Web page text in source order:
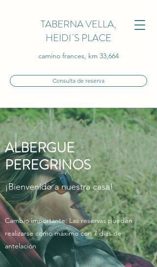
TABERNA VELLA,
HEIDI´S PLACE
camino frances, km 33,664
Consulta de reserva
ALBERGUE
PEREGRINOS
¡Bienvenido a nuestra casa!
Cambio importante: Las reservas pueden
realizarse como máximo con 7 días de
antelación